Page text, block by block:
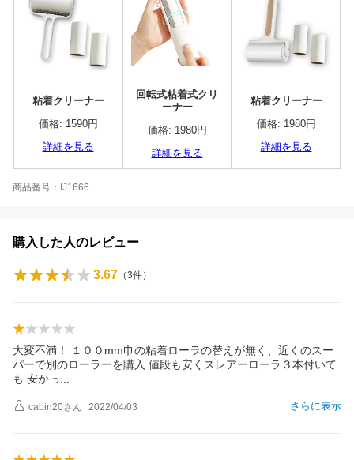
粘着クリーナー
価格: 1590円
詳細を見る
回転式粘着式クリ
ーナー
価格: 1980円
詳細を見る
粘着クリーナー
価格: 1980円
詳細を見る
商品番号：IJ1666
購入した人のレビュー
3.67 （3件）
大変不満！ １００mm巾の粘着ローラの替えが無く、近くのスー
パーで別のローラーを購入 値段も安くスレアーローラ３本付いて
も 安かっ
さらに表示
cabin20さん 2022/04/03